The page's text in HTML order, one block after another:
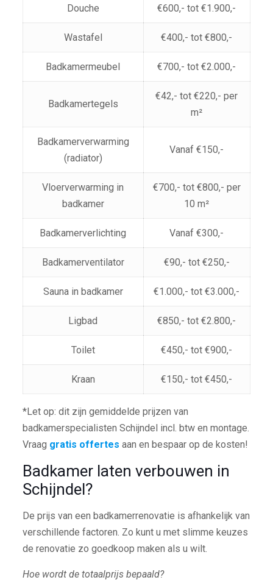
Douche €600,- tot €1.900,-
Wastafel €400,- tot €800,-
Badkamermeubel €700,- tot €2.000,-
Badkamertegels
€42,- tot €220,- per
m²
Badkamerverwarming
(radiator)
Vanaf €150,-
Vloerverwarming in
badkamer
€700,- tot €800,- per
10 m²
Badkamerverlichting Vanaf €300,-
Badkamerventilator €90,- tot €250,-
Sauna in badkamer €1.000,- tot €3.000,-
Ligbad €850,- tot €2.800,-
Toilet €450,- tot €900,-
Kraan €150,- tot €450,-
*Let op: dit zijn gemiddelde prijzen van
badkamerspecialisten Schijndel incl. btw en montage.
Vraag gratis offertes aan en bespaar op de kosten!
Badkamer laten verbouwen in
Schijndel?
De prijs van een badkamerrenovatie is afhankelijk van
verschillende factoren. Zo kunt u met slimme keuzes
de renovatie zo goedkoop maken als u wilt.
Hoe wordt de totaalprijs bepaald?